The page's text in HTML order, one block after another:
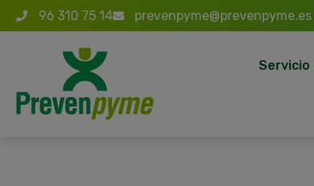
96 310 75 14 prevenpyme@prevenpyme.es
Servicio